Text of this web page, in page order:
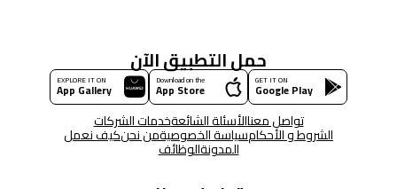
حمل التطبيق الآن
GET IT ON
Google Play
Download on the
App Store
EXPLORE IT ON
App Gallery
تواصل معناالأسئلة الشائعةخدمات الشركات
الشروط و الأحكامسياسة الخصوصيةمن نحنكيف نعمل
المدونةالوظائف